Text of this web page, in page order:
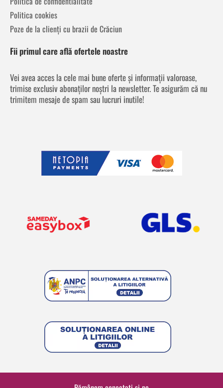
Politica cookies
Poze de la clienți cu brazii de Crăciun
Fii primul care află ofertele noastre
Vei avea acces la cele mai bune oferte și informații valoroase,
trimise exclusiv abonaților noștri la newsletter. Te asigurăm că nu
trimitem mesaje de spam sau lucruri inutile!